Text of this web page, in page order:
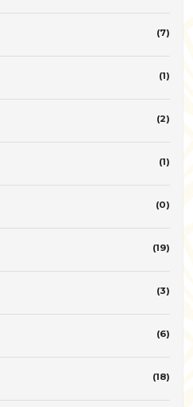
(7)
(1)
(2)
(1)
(0)
(19)
(3)
(6)
(18)